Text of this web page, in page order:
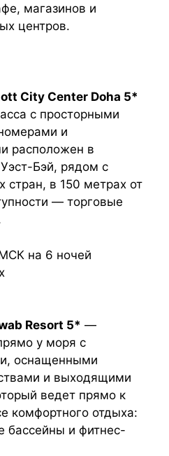
магазинов и
центров.
City Center Doha 5*
с просторными
и
расположен в
Бэй, рядом с
стран, в 150 метрах от
— торговые
на 6 ночей
Resort 5* —
у моря с
оснащенными
и выходящими
ведет прямо к
комфортного отдыха:
бассейны и фитнес-